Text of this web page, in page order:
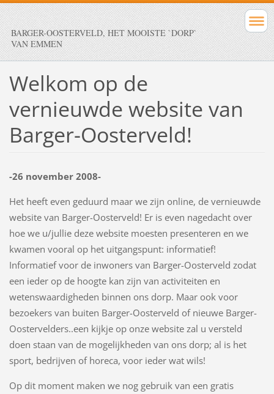
BARGER-OOSTERVELD, HET MOOISTE `DORP`
VAN EMMEN
Welkom op de
vernieuwde website van
Barger-Oosterveld!
-26 november 2008-
Het heeft even geduurd maar we zijn online, de vernieuwde
website van Barger-Oosterveld! Er is even nagedacht over
hoe we u/jullie deze website moesten presenteren en we
kwamen vooral op het uitgangspunt: informatief!
Informatief voor de inwoners van Barger-Oosterveld zodat
een ieder op de hoogte kan zijn van activiteiten en
wetenswaardigheden binnen ons dorp. Maar ook voor
bezoekers van buiten Barger-Oosterveld of nieuwe Barger-
Oostervelders..een kijkje op onze website zal u versteld
doen staan van de mogelijkheden van ons dorp; al is het
sport, bedrijven of horeca, voor ieder wat wils!
Op dit moment maken we nog gebruik van een gratis